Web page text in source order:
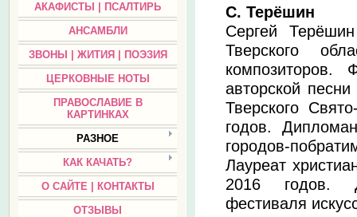
АКАФИСТЫ | ПСАЛТИРЬ
АНСАМБЛИ
ЗВОНЫ | ЖИТИЯ | ПОЭЗИЯ
ЦЕРКОВНЫЕ НОТЫ
ПРАВОСЛАВИЕ В
КАРТИНКАХ
РАЗНОЕ
КАК КАЧАТЬ?
О САЙТЕ | КОНТАКТЫ
ОТЗЫВЫ
С. Терёшин
Сергей
Тверского
композиторов.
авторской
Тверского
годов.
городов-
Лауреат
2016 годов.
фестиваля